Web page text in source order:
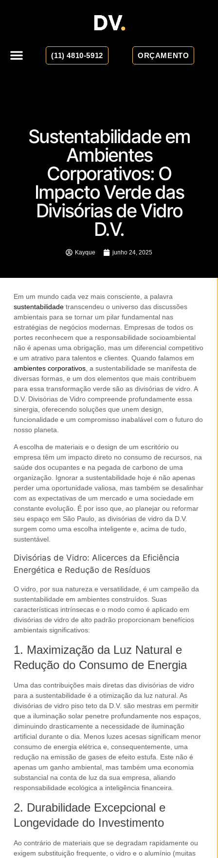
ORÇAMENTO
(11) 4810-5912
Sustentabilidade em
Ambientes
Corporativos: O
Impacto Verde das
Divisórias de Vidro
D.V.
Kayque junho 24, 2025
Em um mundo cada vez mais consciente, a palavra
sustentabilidade transcendeu o universo das discussões
ambientais para se tornar um pilar fundamental nas
estratégias de negócios modernas. Empresas de todos os
portes reconhecem que a responsabilidade socioambiental
não é apenas uma obrigação, mas um diferencial competitivo
e um atrativo para talentos e clientes. Quando falamos em
ambientes corporativos , a sustentabilidade se manifesta de
diversas formas, e um dos elementos que mais contribuem
para essa transformação verde são as divisórias de vidro . A
D.V. Divisórias de Vidro compreende profundamente essa
sinergia, oferecendo soluções que unem design,
funcionalidade e um compromisso inabalável com o futuro do
nosso planeta.
A escolha de materiais e o design de um escritório ou
empresa têm um impacto direto no consumo de recursos, na
saúde dos ocupantes e na pegada de carbono de uma
organização. Ignorar a sustentabilidade hoje é não apenas
perder uma oportunidade valiosa, mas também se desalinhar
com as expectativas de um mercado e uma sociedade em
constante evolução. É por isso que, ao planejar ou reformar
seu espaço em São Paulo, as divisórias de vidro da D.V.
surgem como uma escolha inteligente e, acima de tudo,
sustentável.
Divisórias de Vidro: Alicerces da Eficiência
Energética e Redução de Resíduos
O vidro, por sua natureza e versatilidade, é um campeão da
sustentabilidade em ambientes construídos. Suas
características intrínsecas e o modo como é aplicado em
divisórias de vidro de alto padrão proporcionam benefícios
ambientais significativos:
1. Maximização da Luz Natural e
Redução do Consumo de Energia
Uma das contribuições mais diretas das divisórias de vidro
para a sustentabilidade é a otimização da luz natural . As
divisórias de vidro piso teto da D.V. são mestras em permitir
que a iluminação solar penetre profundamente nos espaços,
diminuindo drasticamente a necessidade de iluminação
artificial durante o dia. Menos luzes acesas significam menor
consumo de energia elétrica e, consequentemente, uma
redução na emissão de gases de efeito estufa. Este não é
apenas um ganho ambiental, mas também uma economia
substancial na conta de luz da sua empresa , aliando
responsabilidade ecológica a inteligência financeira.
2. Durabilidade Excepcional e
Longevidade do Investimento
Ao contrário de materiais que se degradam rapidamente ou
exigem substituição frequente, o vidro e o alumínio (muitas